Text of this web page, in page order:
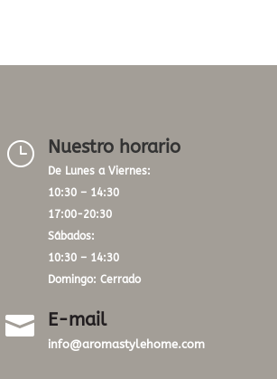
} Nuestro horario
De Lunes a Viernes:
10:30 – 14:30
17:00-20:30
Sábados:
10:30 – 14:30
Domingo: Cerrado
 E-mail
info@aromastylehome.com